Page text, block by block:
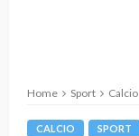
Home Sport Calcio
CALCIO SPORT